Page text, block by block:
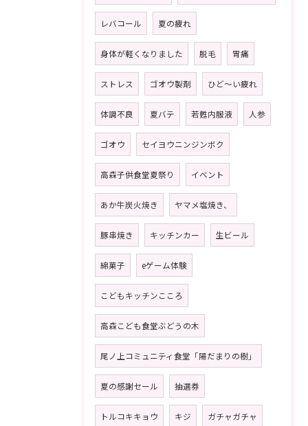
レバコール 夏の疲れ
身体が軽くなりました 脱毛 胃痛
ストレス ゴオウ製剤 ひど〜い疲れ
体調不良 夏バテ 若甦内服液 人参
ゴオウ セイヨウニンジンボク
高森子供食堂夏祭り イベント
あか牛炭火焼き ヤマメ塩焼き、
豚串焼き キッチンカー 生ビール
綿菓子 eゲーム体験
こどもキッチンこころ
高森こども食堂ぶどうの木
尾ノ上コミュニティ食堂「陽だまりの樹」
夏の感謝セール 抽選券
トルコキキョウ キジ ガチャガチャ